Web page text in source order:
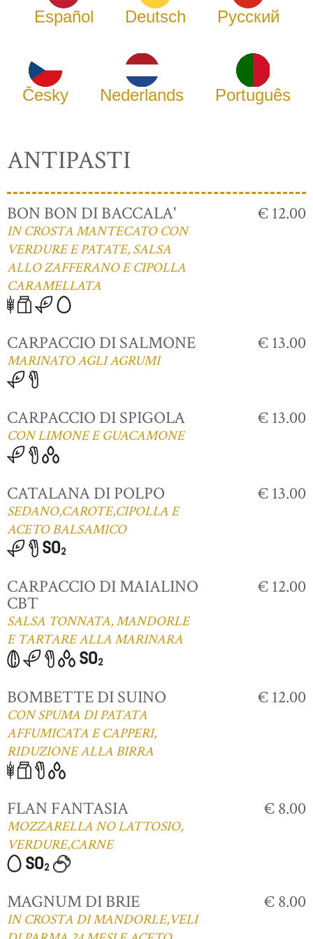
Español Deutsch Русский
Česky Nederlands Português
ANTIPASTI
BON BON DI BACCALA'
IN CROSTA MANTECATO CON
VERDURE E PATATE, SALSA
ALLO ZAFFERANO E CIPOLLA
CARAMELLATA
€ 12.00
CARPACCIO DI SALMONE
MARINATO AGLI AGRUMI
€ 13.00
CARPACCIO DI SPIGOLA
CON LIMONE E GUACAMONE
€ 13.00
CATALANA DI POLPO
SEDANO,CAROTE,CIPOLLA E
ACETO BALSAMICO
€ 13.00
CARPACCIO DI MAIALINO
CBT
SALSA TONNATA, MANDORLE
E TARTARE ALLA MARINARA
€ 12.00
BOMBETTE DI SUINO
CON SPUMA DI PATATA
AFFUMICATA E CAPPERI,
RIDUZIONE ALLA BIRRA
€ 12.00
FLAN FANTASIA
MOZZARELLA NO LATTOSIO,
VERDURE,CARNE
€ 8.00
MAGNUM DI BRIE
IN CROSTA DI MANDORLE,VELI
€ 8.00